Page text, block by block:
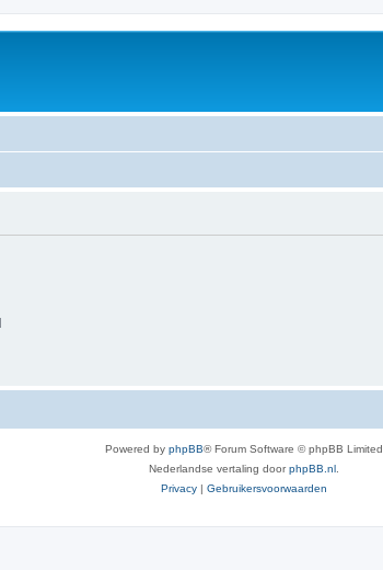
Powered by phpBB® Forum Software © phpBB Limited
Nederlandse vertaling doorphpBB.nl
Privacy | Gebruikersvoorwaarden